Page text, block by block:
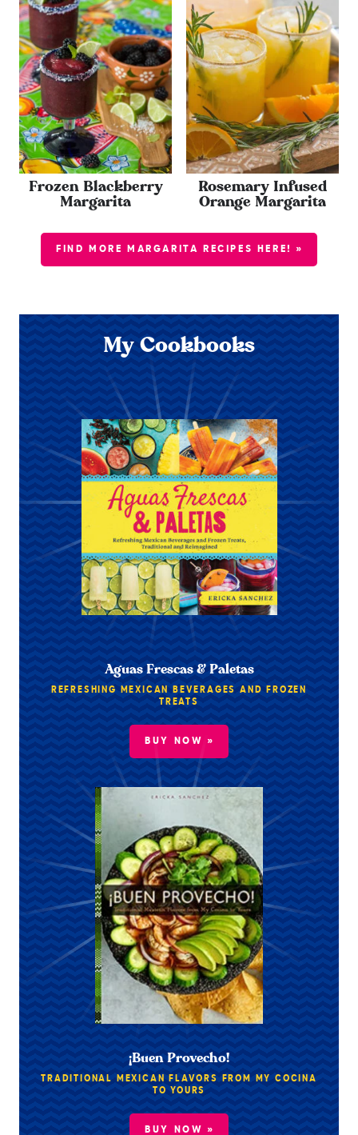
Frozen Blackberry
Margarita
Rosemary Infused
Orange Margarita
FIND MORE MARGARITA RECIPES HERE! »
My Cookbooks
Aguas Frescas & Paletas
REFRESHING MEXICAN BEVERAGES AND FROZEN
TREATS
BUY NOW »
¡Buen Provecho!
TRADITIONAL MEXICAN FLAVORS FROM MY COCINA
TO YOURS
BUY NOW »